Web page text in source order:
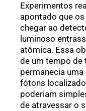
Experimentos
apontado que
chegar ao
luminoso
atômica. Essa
de um tempo de
permanecia
fótons
poderiam
de atravessar o